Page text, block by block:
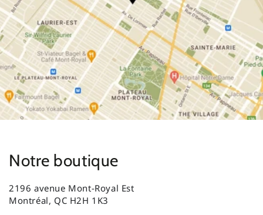
Notre boutique
2196 avenue Mont-Royal Est
Montréal, QC H2H 1K3